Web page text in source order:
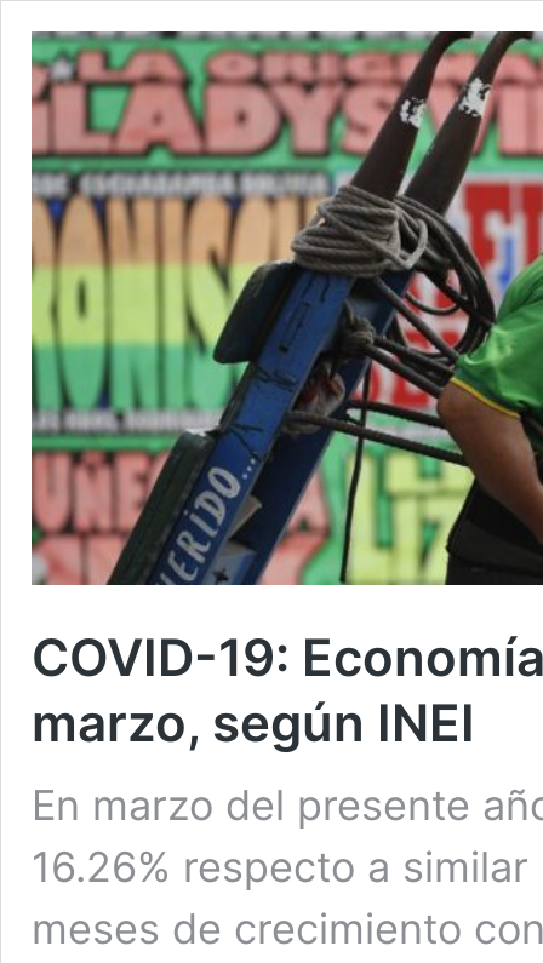
COVID-19:
marzo, según INEI
En marzo del presente
16.26% respecto a
meses de crecimiento